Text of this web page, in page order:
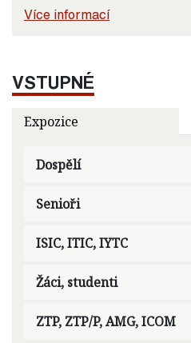
Více informací
VSTUPNÉ
Expozice
Dospělí
Senioři
ISIC, ITIC, IYTC
Žáci, studenti
ZTP, ZTP/P, AMG, ICOM